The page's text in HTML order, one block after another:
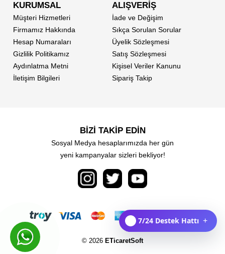
KURUMSAL
Müşteri Hizmetleri
Firmamız Hakkında
Hesap Numaraları
Gizlilik Politikamız
Aydınlatma Metni
İletişim Bilgileri
ALIŞVERİŞ
İade ve Değişim
Sıkça Sorulan Sorular
Üyelik Sözleşmesi
Satış Sözleşmesi
Kişisel Veriler Kanunu
Sipariş Takip
BİZİ TAKİP EDİN
Sosyal Medya hesaplarımızda her gün
yeni kampanyalar sizleri bekliyor!
© 2026 ETicaretSoft
7/24 Destek Hattı +